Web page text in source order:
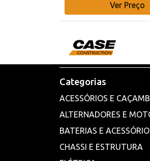
Ver Preço
Categorias
ACESSÓRIOS E
ALTERNADORES E
BATERIAS E
CHASSI E ESTRUTURA